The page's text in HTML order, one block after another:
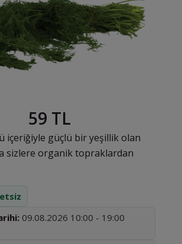
59 TL
içeriğiyle güçlü bir yeşillik olan
sizlere organik topraklardan
09.08.2026 10:00 - 19:00